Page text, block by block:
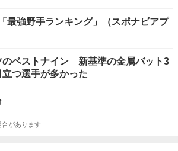
最強野手ランキング」（スポナビアプ
のベストナイン 新基準の金属バット3
つ選手が多かった
があります